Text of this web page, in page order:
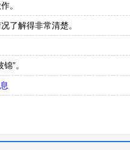
。
了解得非常清楚。
”。